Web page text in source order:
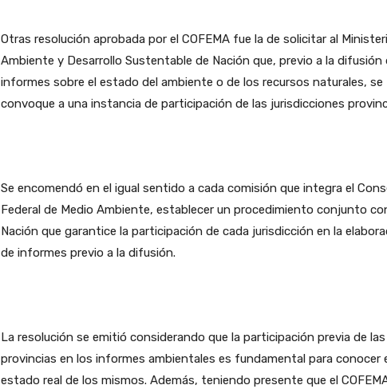
Otras resolución aprobada por el COFEMA fue la de solicitar al
Ambiente y Desarrollo Sustentable de Nación que, previo a la difusión
informes sobre el estado del ambiente o de los recursos naturales, se
convoque a una instancia de participación de las jurisdicciones
Se encomendó en el igual sentido a cada comisión que integra el
Federal de Medio Ambiente, establecer un procedimiento conjunto
Nación que garantice la participación de cada jurisdicción en la
de informes previo a la difusión.
La resolución se emitió considerando que la participación previa de las
provincias en los informes ambientales es fundamental para conocer
estado real de los mismos. Además, teniendo presente que el